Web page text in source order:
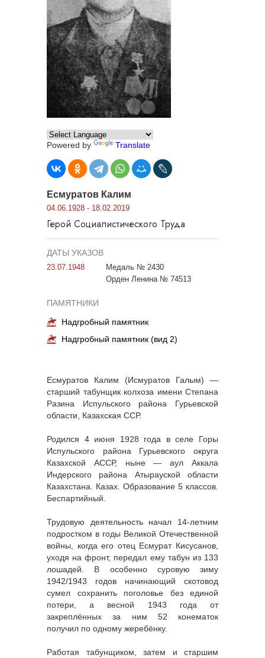
Powered by Translate
Есмуратов Калим
04.06.1928 - 18.02.2019
Герой Социалистического Труда
ДАТЫ УКАЗОВ
23.07.1948
Медаль № 2430
Орден Ленина № 74513
ПАМЯТНИКИ
Надгробный памятник
Надгробный памятник (вид 2)
Есмуратов Калим (Исмуратов Галым) —
старший табунщик колхоза имени Степана
Разина Испульского района Гурьевской
области, Казахская ССР.
Родился 4 июня 1928 года в селе Горы
Испульского района Гурьевского округа
Казахской АССР, ныне — аул Аккала
Индерского района Атырауской области
Казахстана. Казах. Образование 5 классов.
Беспартийный.
Трудовую деятельность начал 14-летним
подростком в годы Великой Отечественной
войны, когда его отец Есмурат Кисусанов,
уходя на фронт, передал ему табун из 133
лошадей. В особенно суровую зиму
1942/1943 годов начинающий скотовод
сумел сохранить поголовье без единой
потери, а весной 1943 года от
закреплённых за ним 52 конематок
получил по одному жеребёнку.
Работая табунщиком, затем и старшим